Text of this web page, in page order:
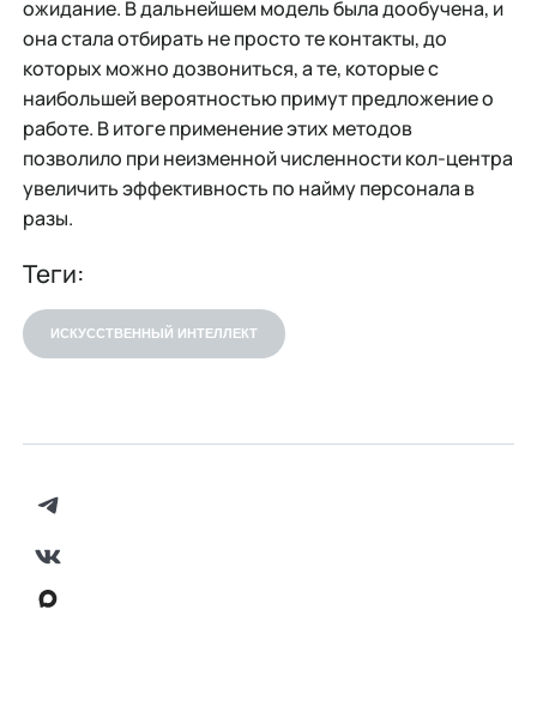
ожидание. В дальнейшем модель была дообучена, и
она стала отбирать не просто те контакты, до
которых можно дозвониться, а те, которые с
наибольшей вероятностью примут предложение о
работе. В итоге применение этих методов
позволило при неизменной численности кол-центра
увеличить эффективность по найму персонала в
разы.
Теги:
ИСКУССТВЕННЫЙ ИНТЕЛЛЕКТ